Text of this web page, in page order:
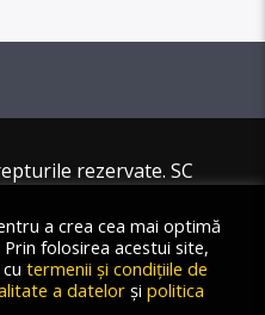
rezervate. SC
a crea cea mai optimă
folosirea acestui site,
termenii și condițiile de
a datelor și politica